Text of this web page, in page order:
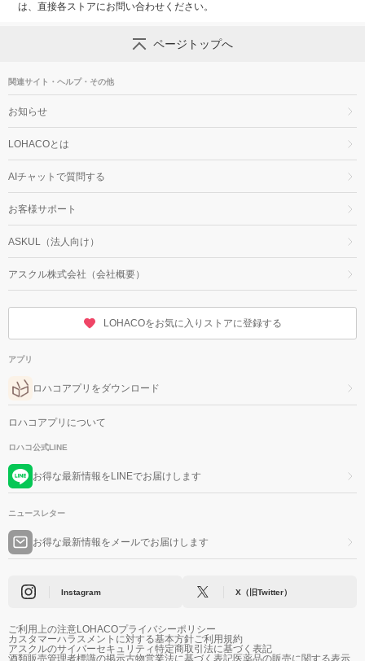
は、直接各ストアにお問い合わせください。
ページトップへ
関連サイト・ヘルプ・その他
お知らせ
LOHACOとは
AIチャットで質問する
お客様サポート
ASKUL（法人向け）
アスクル株式会社（会社概要）
LOHACOをお気に入りストアに登録する
アプリ
ロハコアプリをダウンロード
ロハコアプリについて
ロハコ公式LINE
お得な最新情報をLINEでお届けします
ニュースレター
お得な最新情報をメールでお届けします
Instagram X（旧Twitter）
ご利用上の注意LOHACOプライバシーポリシー
カスタマーハラスメントに対する基本方針ご利用規約
アスクルのサイバーセキュリティ特定商取引法に基づく表記